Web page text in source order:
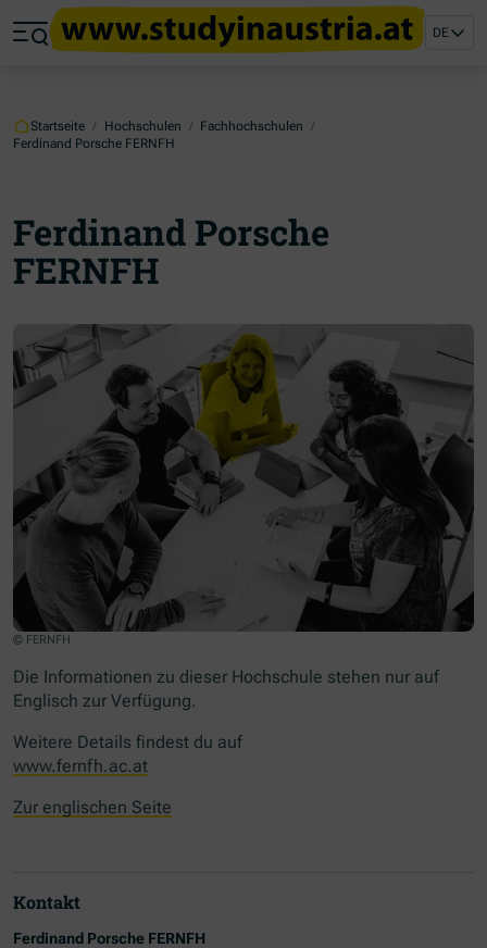
Zum Hauptinhalt springen
Zum Footer springen
DE
Startseite / Hochschulen / Fachhochschulen /
Ferdinand Porsche FERNFH
Ferdinand Porsche
FERNFH
© FERNFH
Die Informationen zu dieser Hochschule stehen nur auf
Englisch zur Verfügung.
Weitere Details findest du auf
www.fernfh.ac.at
Zur englischen Seite
Kontakt
Ferdinand Porsche FERNFH